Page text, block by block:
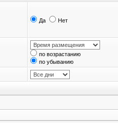
Да Нет
по возрастанию
по убыванию